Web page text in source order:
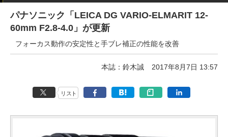
パナソニック「LEICA DG VARIO-ELMARIT 12-
60mm F2.8-4.0」が更新
フォーカス動作の安定性と手ブレ補正の性能を改善
本誌：鈴木誠 2017年8月7日 13:57
リスト